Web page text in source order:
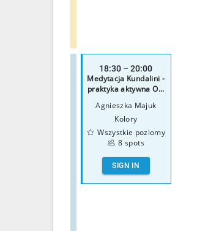
18:30 – 20:00
Medytacja Kundalini -
praktyka aktywna O...
Agnieszka Majuk
Kolory
Wszystkie poziomy
8 spots
SIGN IN